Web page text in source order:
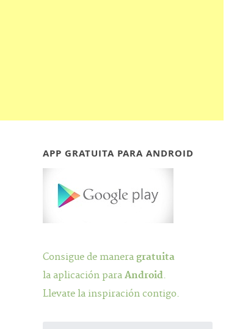
APP GRATUITA PARA ANDROID
Consigue de maneragratuita
la aplicación paraAndroid.
Llevate la inspiración contigo.